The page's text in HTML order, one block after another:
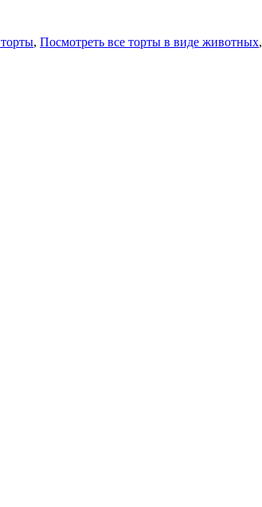
, Посмотреть все торты в виде животных,